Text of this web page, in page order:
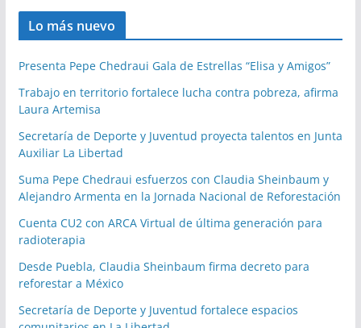
Lo más nuevo
Presenta Pepe Chedraui Gala de Estrellas “Elisa y Amigos”
Trabajo en territorio fortalece lucha contra pobreza, afirma
Laura Artemisa
Secretaría de Deporte y Juventud proyecta talentos en Junta
Auxiliar La Libertad
Suma Pepe Chedraui esfuerzos con Claudia Sheinbaum y
Alejandro Armenta en la Jornada Nacional de Reforestación
Cuenta CU2 con ARCA Virtual de última generación para
radioterapia
Desde Puebla, Claudia Sheinbaum firma decreto para
reforestar a México
Secretaría de Deporte y Juventud fortalece espacios